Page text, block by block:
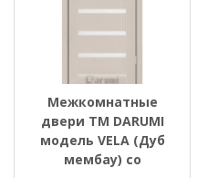
Межкомнатные
двери ТМ DARUMI
модель VELA (Дуб
мембау) со